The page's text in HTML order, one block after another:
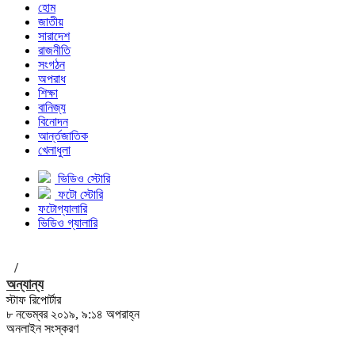
হোম
জাতীয়
সারাদেশ
রাজনীতি
সংগঠন
অপরাধ
শিক্ষা
বানিজ্য
বিনোদন
আর্ন্তজাতিক
খেলাধুলা
ভিডিও স্টোরি
ফটো স্টোরি
ফটোগ্যালারি
ভিডিও গ্যালারি
/
অন্যান্য
স্টাফ রিপোর্টার
৮ নভেম্বর ২০১৯, ৯:১৪ অপরাহ্ন
অনলাইন সংস্করণ